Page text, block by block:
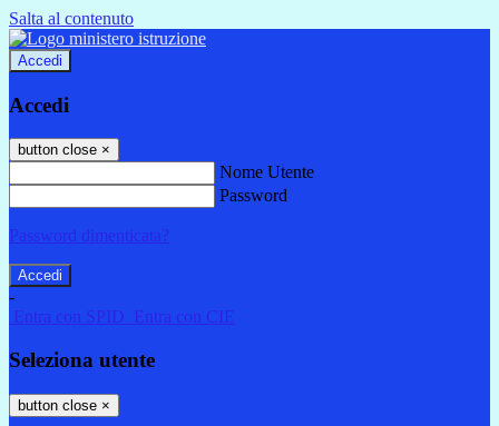
Salta al contenuto
Accedi
Accedi
button close ×
Nome Utente
Password
Password dimenticata?
-
Entra con SPID
Entra con CIE
Seleziona utente
button close ×